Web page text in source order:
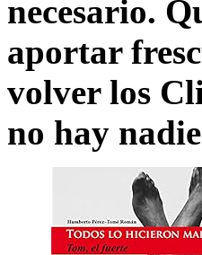
necesario.
aportar
volver los
no hay